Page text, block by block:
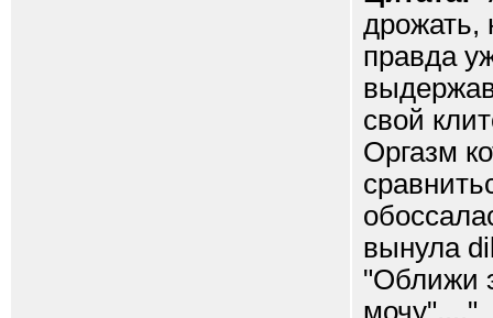
дрожать,
правда
свой
Оргазм
вынула
"Оближи
мочу"...."